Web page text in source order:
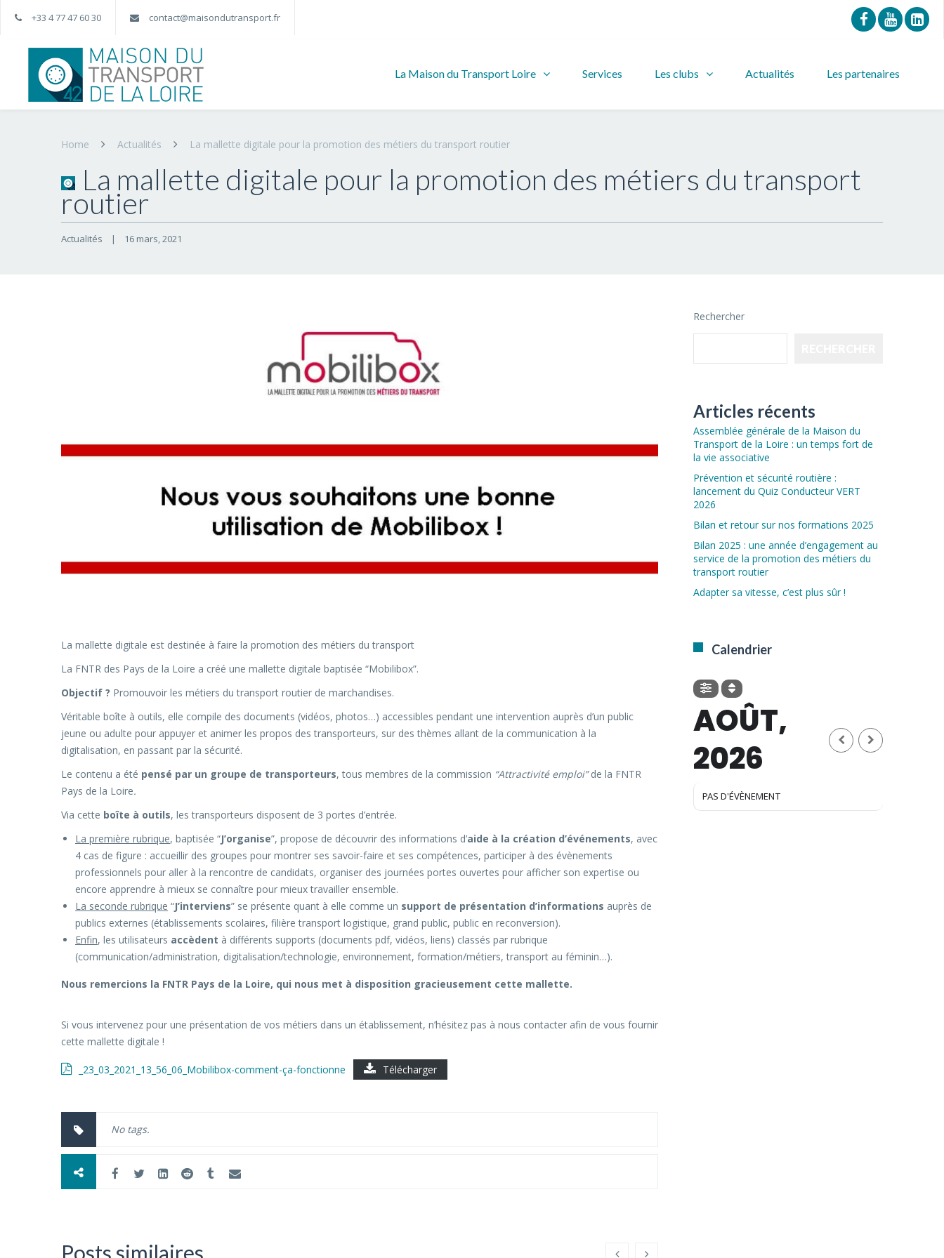
+33 4 77 47 60 30 contact@maisondutransport.fr
La Maison du Transport Loire Services Les clubs Actualités Les partenaires
Home Actualités La mallette digitale pour la promotion des métiers du transport routier
La mallette digitale pour la promotion des métiers du transport
routier
Actualités | 16 mars, 2021
La mallette digitale est destinée à faire la promotion des métiers du transport
La FNTR des Pays de la Loire a créé une mallette digitale baptisée “Mobilibox”.
Objectif ? Promouvoir les métiers du transport routier de marchandises.
Véritable boîte à outils, elle compile des documents (vidéos, photos…) accessibles pendant une intervention auprès d’un public
jeune ou adulte pour appuyer et animer les propos des transporteurs, sur des thèmes allant de la communication à la
digitalisation, en passant par la sécurité.
Le contenu a été pensé par un groupe de transporteurs, tous membres de la commission “Attractivité emploi”de la FNTR
Pays de la Loire.
Via cette boîte à outils, les transporteurs disposent de 3 portes d’entrée.
La première rubrique, baptisée “J’organise”, propose de découvrir des informations d’aide à la création d’événements, avec
4 cas de figure : accueillir des groupes pour montrer ses savoir-faire et ses compétences, participer à des évènements
professionnels pour aller à la rencontre de candidats, organiser des journées portes ouvertes pour afficher son expertise ou
encore apprendre à mieux se connaître pour mieux travailler ensemble.
La seconde rubrique “J’interviens” se présente quant à elle comme un support de présentation d’informations auprès de
publics externes (établissements scolaires, filière transport logistique, grand public, public en reconversion).
Enfin, les utilisateurs accèdent à différents supports (documents pdf, vidéos, liens) classés par rubrique
(communication/administration, digitalisation/technologie, environnement, formation/métiers, transport au féminin…).
Nous remercions la FNTR Pays de la Loire, qui nous met à disposition gracieusement cette mallette.
Si vous intervenez pour une présentation de vos métiers dans un établissement, n’hésitez pas à nous contacter afin de vous fournir
cette mallette digitale !
_23_03_2021_13_56_06_Mobilibox-comment-ça-fonctionne Télécharger
No tags.
Posts similaires
Rechercher
Articles récents
Assemblée générale de la Maison du
Transport de la Loire : un temps fort de
la vie associative
Prévention et sécurité routière :
lancement du Quiz Conducteur VERT
2026
Bilan et retour sur nos formations 2025
Bilan 2025 : une année d’engagement au
service de la promotion des métiers du
transport routier
Adapter sa vitesse, c’est plus sûr !
Calendrier
AOÛT,
2026
PAS D'ÉVÈNEMENT